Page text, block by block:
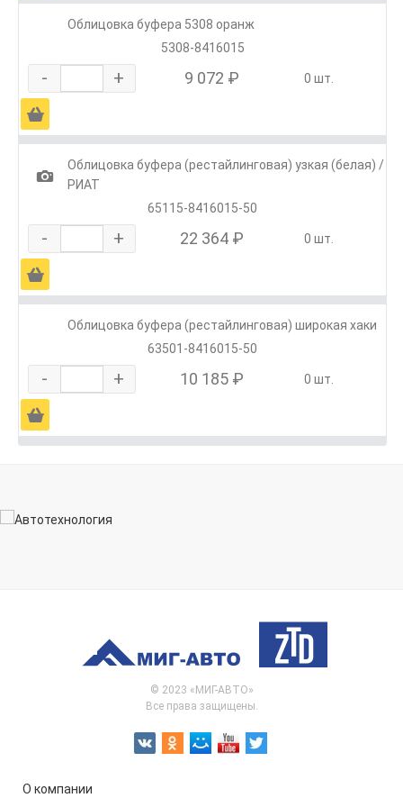
Облицовка буфера 5308 оранж
5308-8416015
- + 9 072 ₽ 0 шт.
Ä
1
Облицовка буфера (рестайлинговая) узкая (белая) /
РИАТ
65115-8416015-50
- + 22 364 ₽ 0 шт.
Ä
Облицовка буфера (рестайлинговая) широкая хаки
63501-8416015-50
- + 10 185 ₽ 0 шт.
Ä
© 2023 «МИГ-АВТО»
Все права защищены.
О компании